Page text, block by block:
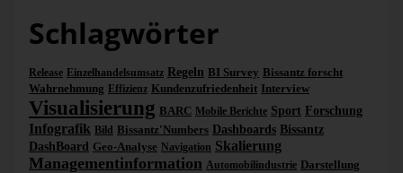
Schlagwörter
Release Einzelhandelsumsatz Regeln BI Survey Bissantz forscht
Wahrnehmung Effizienz Kundenzufriedenheit Interview
Visualisierung BARC Mobile Berichte Sport Forschung
Infografik Bild Bissantz'Numbers Dashboards Bissantz
DashBoard Geo-Analyse Navigation Skalierung
Managementinformation Automobilindustrie Darstellung